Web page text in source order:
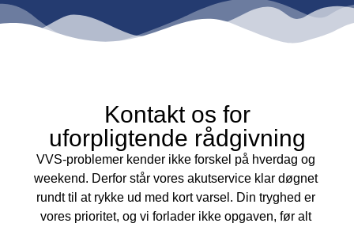
Kontakt os for
uforpligtende rådgivning
VVS-problemer kender ikke forskel på hverdag og
weekend. Derfor står vores akutservice klar døgnet
rundt til at rykke ud med kort varsel. Din tryghed er
vores prioritet, og vi forlader ikke opgaven, før alt